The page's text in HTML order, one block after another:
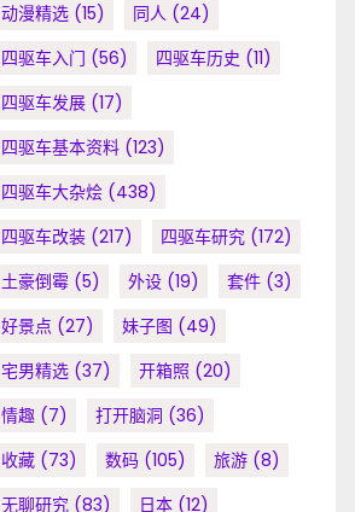
动漫精选 (15) 同人 (24)
四驱车入门 (56) 四驱车历史 (11)
四驱车发展 (17)
四驱车基本资料 (123)
四驱车大杂烩 (438)
四驱车改装 (217) 四驱车研究 (172)
土豪倒霉 (5) 外设 (19) 套件 (3)
好景点 (27) 妹子图 (49)
宅男精选 (37) 开箱照 (20)
情趣 (7) 打开脑洞 (36)
收藏 (73) 数码 (105) 旅游 (8)
无聊研究 (83) 日本 (12)